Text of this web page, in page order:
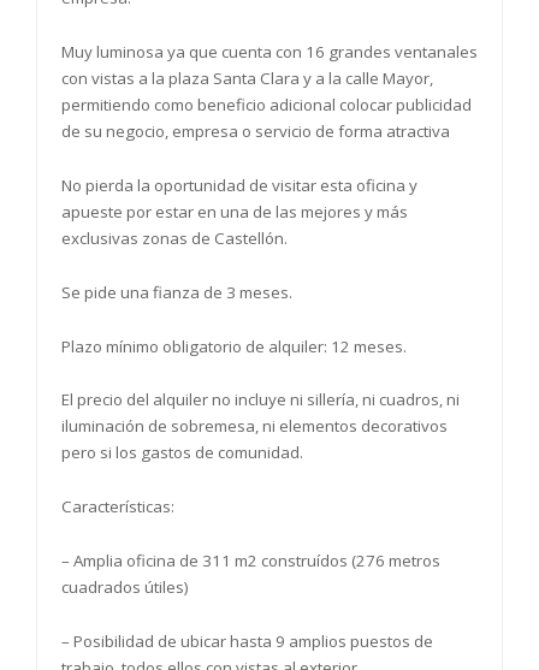
Muy luminosa ya que cuenta con 16 grandes ventanales
con vistas a la plaza Santa Clara y a la calle Mayor,
permitiendo como beneficio adicional colocar publicidad
de su negocio, empresa o servicio de forma atractiva
No pierda la oportunidad de visitar esta oficina y
apueste por estar en una de las mejores y más
exclusivas zonas de Castellón.
Se pide una fianza de 3 meses.
Plazo mínimo obligatorio de alquiler: 12 meses.
El precio del alquiler no incluye ni sillería, ni cuadros, ni
iluminación de sobremesa, ni elementos decorativos
pero si los gastos de comunidad.
Características:
– Amplia oficina de 311 m2 construídos (276 metros
cuadrados útiles)
– Posibilidad de ubicar hasta 9 amplios puestos de